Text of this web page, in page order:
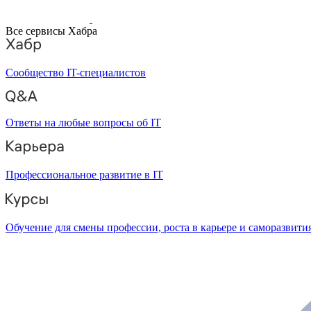
Все сервисы Хабра
Сообщество IT-специалистов
Ответы на любые вопросы об IT
Профессиональное развитие в IT
Обучение для смены профессии, роста в карьере и